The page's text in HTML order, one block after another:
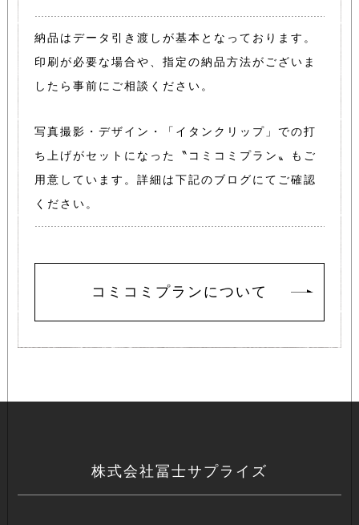
納品はデータ引き渡しが基本となっております。
印刷が必要な場合や、指定の納品方法がございま
したら事前にご相談ください。
写真撮影・デザイン・「イタンクリップ」での打
ち上げがセットになった
〝コミコミプラン〟もご
用意しています。 詳細は下記のブログにてご確認
ください。
コミコミプランについて
株式会社冨士サプライズ